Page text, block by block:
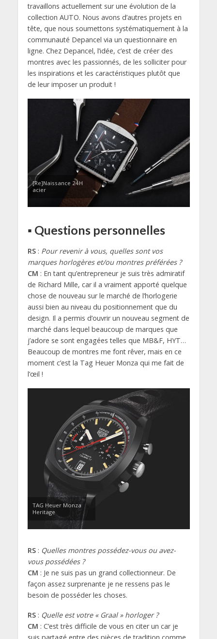
travaillons actuellement sur une évolution de la
collection AUTO. Nous avons d’autres projets en
tête, que nous soumettons systématiquement à la
communauté Depancel via un questionnaire en
ligne. Chez Depancel, l’idée, c’est de créer des
montres avec les passionnés, de les solliciter pour
les inspirations et les caractéristiques plutôt que
de leur imposer un produit !
[Re]Naissance 24H
acier
▪ Questions personnelles
RS: Pour revenir à vous, quelles sont vos
marques horlogères et/ou montres préférées ?
CM : En tant qu’entrepreneur je suis très admiratif
de Richard Mille, car il a vraiment apporté quelque
chose de nouveau sur le marché de l’horlogerie
aussi bien au niveau du positionnement que du
design. Il a permis d’ouvrir un nouveau segment de
marché dans lequel beaucoup de marques que
j’adore se sont engagées telles que MB&F, HYT…
Beaucoup de montres me font rêver, mais en ce
moment c’est la Tag Heuer Monza qui me fait de
l’œil !
TAG Heuer Monza
Heritage
RS: Quelles montres possédez-vous ou avez-
vous possédées ?
CM : Je ne suis pas un grand collectionneur. De
façon assez surprenante je ne ressens pas le
besoin de posséder les choses.
RS: Quelle est votre « Graal » horloger ?
CM : C’est très difficile de vous en citer un car je